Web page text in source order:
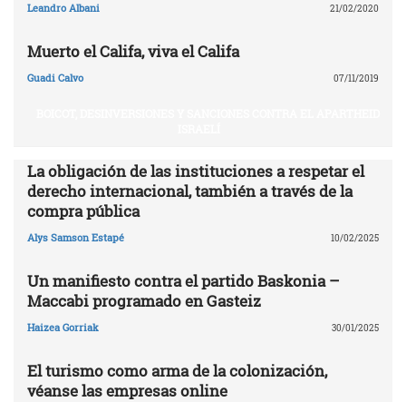
Leandro Albani 21/02/2020
Muerto el Califa, viva el Califa
Guadi Calvo 07/11/2019
La obligación de las instituciones a respetar el
derecho internacional, también a través de la
compra pública
Alys Samson Estapé 10/02/2025
Un manifiesto contra el partido Baskonia –
Maccabi programado en Gasteiz
Haizea Gorriak 30/01/2025
El turismo como arma de la colonización,
véanse las empresas online